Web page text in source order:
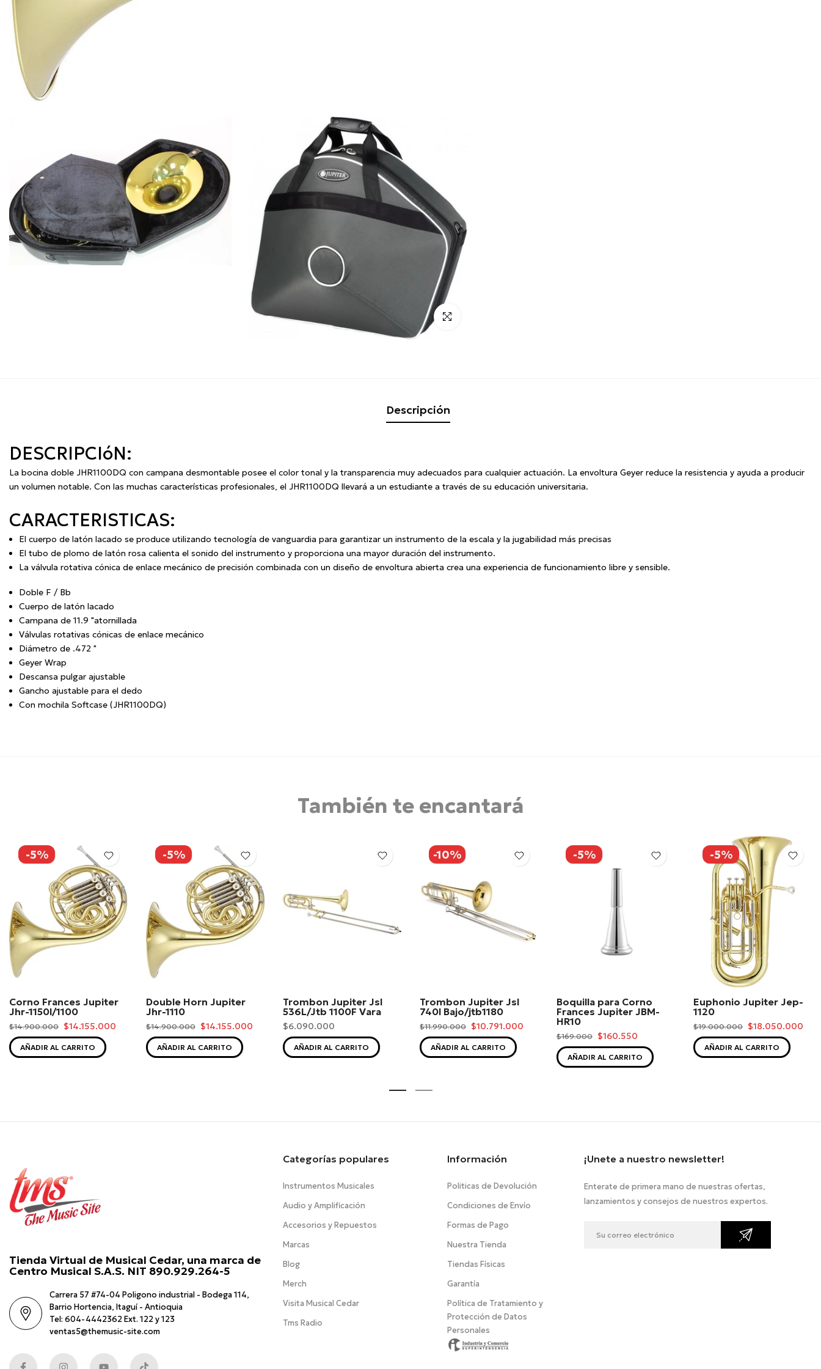
Click para alargar
Descripción
DESCRIPCIóN:
La bocina doble JHR1100DQ con campana desmontable posee el color tonal y la transparencia muy adecuados para cualquier actuación. La envoltura Geyer reduce la resistencia y ayuda a producir
un volumen notable. Con las muchas características profesionales, el JHR1100DQ llevará a un estudiante a través de su educación universitaria.
CARACTERISTICAS:
El cuerpo de latón lacado se produce utilizando tecnología de vanguardia para garantizar un instrumento de la escala y la jugabilidad más precisas
El tubo de plomo de latón rosa calienta el sonido del instrumento y proporciona una mayor duración del instrumento.
La válvula rotativa cónica de enlace mecánico de precisión combinada con un diseño de envoltura abierta crea una experiencia de funcionamiento libre y sensible.
Doble F / Bb
Cuerpo de latón lacado
Campana de 11.9 "atornillada
Válvulas rotativas cónicas de enlace mecánico
Diámetro de .472 "
Geyer Wrap
Descansa pulgar ajustable
Gancho ajustable para el dedo
Con mochila Softcase (JHR1100DQ)
También te encantará
-5%
Corno Frances Jupiter
Jhr-1150l/1100
$14.900.000 $14.155.000
AÑADIR AL CARRITO
-5%
Double Horn Jupiter
Jhr-1110
$14.900.000 $14.155.000
AÑADIR AL CARRITO
Trombon Jupiter Jsl
536L/Jtb 1100F Vara
$6.090.000
AÑADIR AL CARRITO
-10%
Trombon Jupiter Jsl
740l Bajo/jtb1180
$11.990.000 $10.791.000
AÑADIR AL CARRITO
-5%
Boquilla para Corno
Frances Jupiter JBM-
HR10
$169.000 $160.550
AÑADIR AL CARRITO
-5%
Euphonio Jupiter Jep-
1120
$19.000.000 $18.050.000
AÑADIR AL CARRITO
Tienda Virtual de Musical Cedar, una marca de
Centro Musical S.A.S. NIT 890.929.264-5
Carrera 57 #74-04 Poligono industrial - Bodega 114,
Barrio Hortencia, Itaguí - Antioquia
Tel: 604-4442362 Ext. 122 y 123
ventas5@themusic-site.com
Categorías populares
Instrumentos Musicales
Audio y Amplificación
Accesorios y Repuestos
Marcas
Blog
Merch
Visita Musical Cedar
Tms Radio
Información
Politicas de Devolución
Condiciones de Envío
Formas de Pago
Nuestra Tienda
Tiendas Físicas
Garantía
Política de Tratamiento y
Protección de Datos
Personales
¡Unete a nuestro newsletter!
Enterate de primera mano de nuestras ofertas,
lanzamientos y consejos de nuestros expertos.